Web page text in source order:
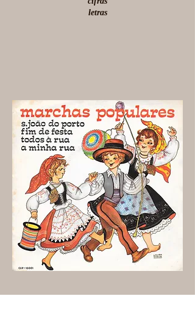
letras